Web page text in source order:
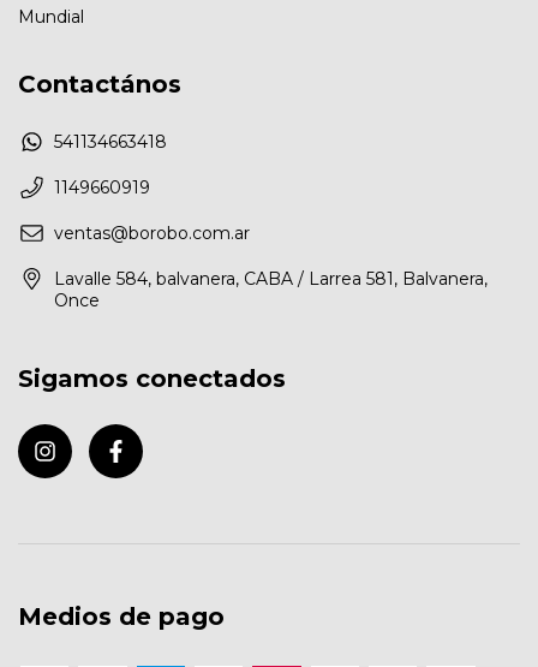
Mundial
Contactános
541134663418
1149660919
ventas@borobo.com.ar
Lavalle 584, balvanera, CABA / Larrea 581, Balvanera,
Once
Sigamos conectados
Medios de pago